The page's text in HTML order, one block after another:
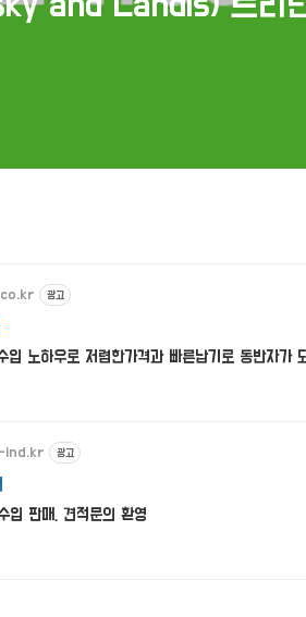
광고
입 노하우로 저렴한가격과 빠른납기로 동반자가
ind.kr 광고
판매, 견적문의 환영